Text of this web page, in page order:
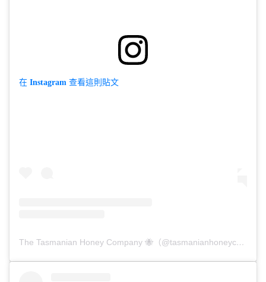
在 Instagram 查看這則貼文
The Tasmanian Honey Company 🐝（@tasmanianhoneycompany）分享的貼文